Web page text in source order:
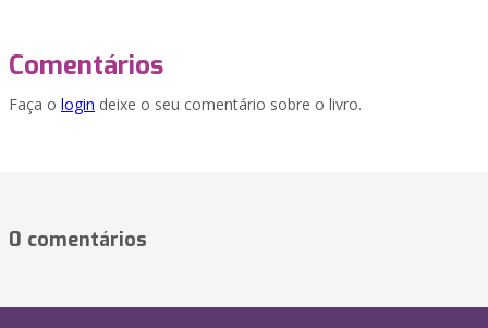
Comentários
Faça o login deixe o seu comentário sobre o livro.
0 comentários